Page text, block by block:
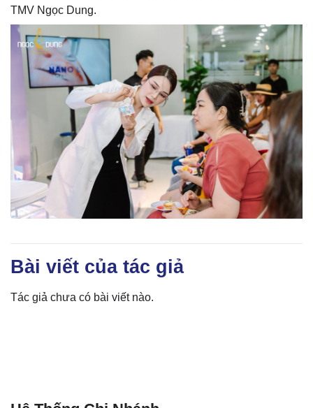
TMV Ngọc Dung.
Bài viết của tác giả
Tác giả chưa có bài viết nào.